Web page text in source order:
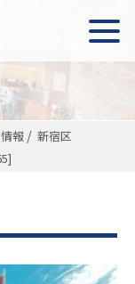
報
新宿区